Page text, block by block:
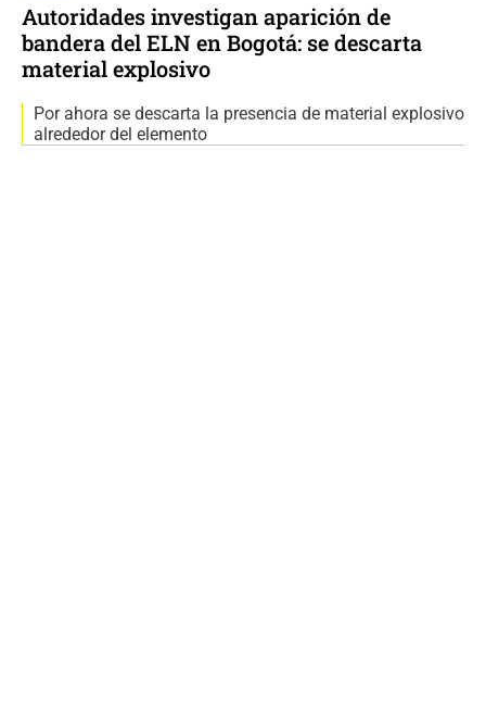
Autoridades investigan aparición de
bandera del ELN en Bogotá: se descarta
material explosivo
Por ahora se descarta la presencia de material explosivo
alrededor del elemento